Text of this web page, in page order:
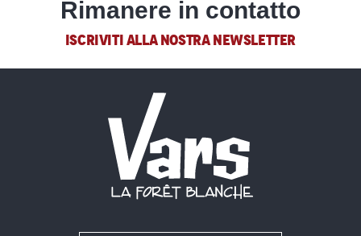
Rimanere in contatto
ISCRIVITI ALLA NOSTRA NEWSLETTER